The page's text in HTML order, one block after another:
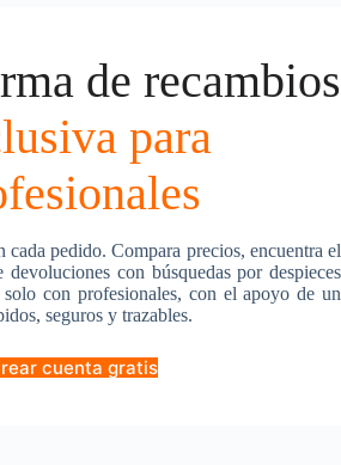
de recambios
para
pedido. Compara precios, encuentra el
con búsquedas por despieces
con profesionales, con el apoyo de un
seguros y trazables.
cuenta gratis